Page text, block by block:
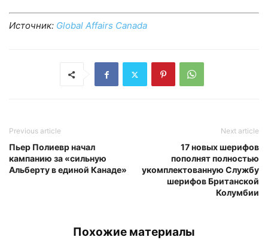
Источник: Global Affairs Canada
Previous article
Пьер Полиевр начал
кампанию за «сильную
Альберту в единой Канаде»
Next article
17 новых шерифов
пополнят полностью
укомплектованную Службу
шерифов Британской
Колумбии
Похожие материалы